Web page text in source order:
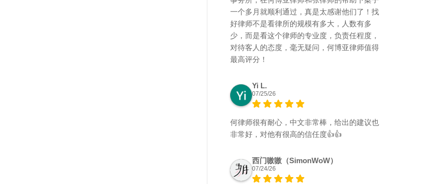
一个多月就顺利通过，真是太感谢他们了！找
好律师不是看律所的规模有多大，人数有多
少，而是看这个律师的专业度，负责任程度，
对待客人的态度，毫无疑问，何博亚律师值得
最高评分！
Yi L.
07/25/26
何律师很有耐心，中文非常棒，给出的建议也
非常好，对他有很高的信任度👍👍
西门嗷嗷（SimonWoW）
07/24/26